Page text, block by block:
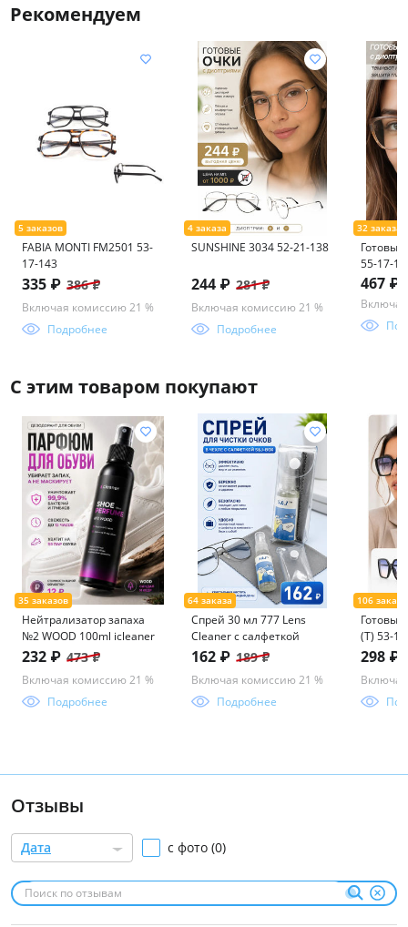
Рекомендуем
FABIA MONTI FM2501 53-
17-143
335 ₽ 386 ₽
Включая комиссию 21 %
Подробнее
SUNSHINE 3034 52-21-138
244 ₽ 281 ₽
Включая комиссию 21 %
Подробнее
Готовые
55-17-
467 ₽
С этим товаром покупают
Нейтрализатор запаха
№2 WOOD 100ml icleaner
232 ₽ 473 ₽
Включая комиссию 21 %
Подробнее
Спрей 30 мл 777 Lens
Cleaner с салфеткой
162 ₽ 189 ₽
Включая комиссию 21 %
Подробнее
Готовые
(Т) 53-
298 ₽
Отзывы
Дата с фото (0)